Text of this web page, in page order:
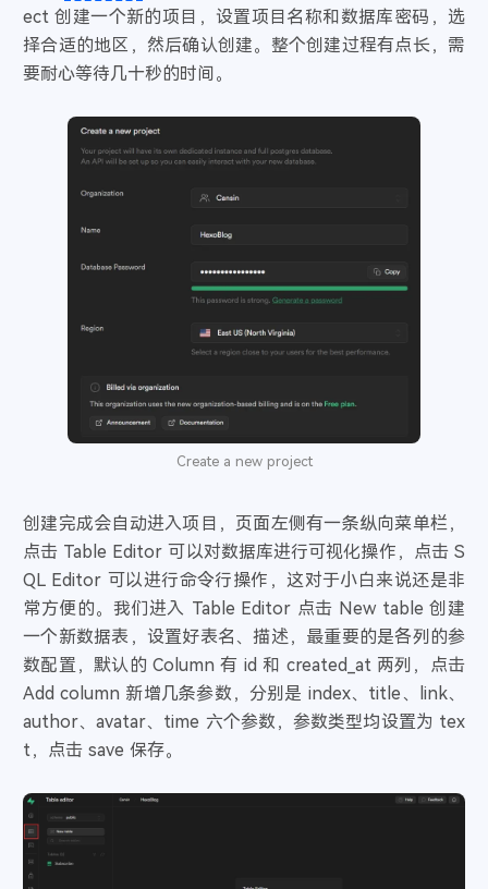
ect 创建一个新的项目，设置项目名称和数据库密码，选
择合适的地区，然后确认创建。整个创建过程有点长，需
要耐心等待几十秒的时间。
Create a new project
创建完成会自动进入项目，页面左侧有一条纵向菜单栏，
点击 Table Editor 可以对数据库进行可视化操作，点击 S
QL Editor 可以进行命令行操作，这对于小白来说还是非
常方便的。我们进入 Table Editor 点击 New table 创建
一个新数据表，设置好表名、描述，最重要的是各列的参
数配置，默认的 Column 有 id 和 created_at 两列，点击
Add column 新增几条参数，分别是 index、title、link、
author、avatar、time 六个参数，参数类型均设置为 tex
t，点击 save 保存。